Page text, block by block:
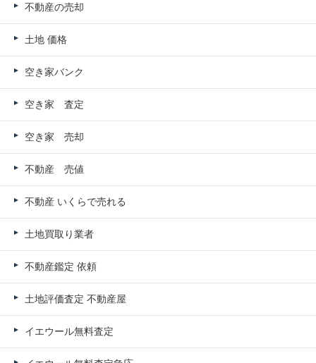
不動産の売却
土地 価格
空き家バンク
空き家 査定
空き家 売却
不動産 売値
不動産 いくらで売れる
土地買取り業者
不動産鑑定 依頼
土地評価査定 不動産屋
イエウール無料査定